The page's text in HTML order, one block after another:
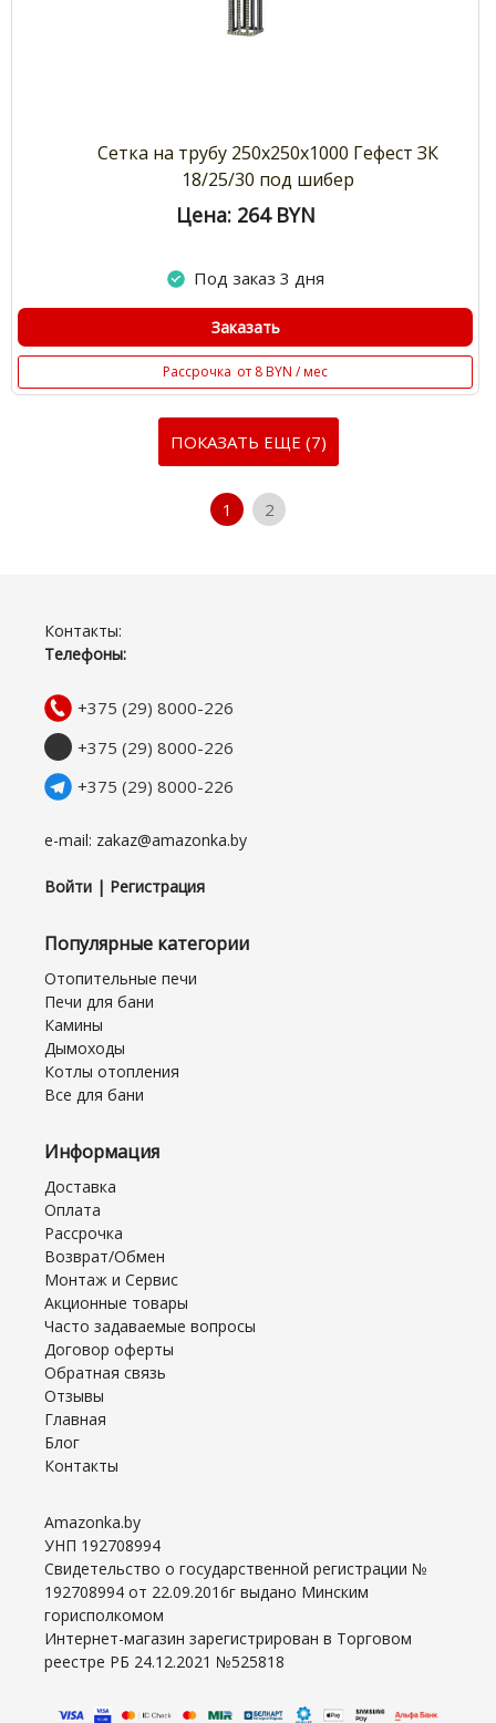
Сетка на трубу 250х250х1000 Гефест ЗК
18/25/30 под шибер
Цена: 264 BYN
Под заказ 3 дня
Заказать
Рассрочка от 8 BYN / мес
ПОКАЗАТЬ ЕЩЕ (7)
1 2
Контакты:
Телефоны:
+375 (29) 8000-226
+375 (29) 8000-226
+375 (29) 8000-226
e-mail: zakaz@amazonka.by
Войти | Регистрация
Популярные категории
Отопительные печи
Печи для бани
Камины
Дымоходы
Котлы отопления
Все для бани
Информация
Доставка
Оплата
Рассрочка
Возврат/Обмен
Монтаж и Сервис
Акционные товары
Часто задаваемые вопросы
Договор оферты
Обратная связь
Отзывы
Главная
Блог
Контакты
Amazonka.by
УНП 192708994
Свидетельство о государственной регистрации №
192708994 от 22.09.2016г выдано Минским
горисполкомом
Интернет-магазин зарегистрирован в Торговом
реестре РБ 24.12.2021 №525818